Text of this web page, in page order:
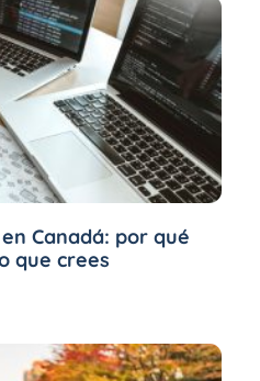
Canadá: por qué
que crees